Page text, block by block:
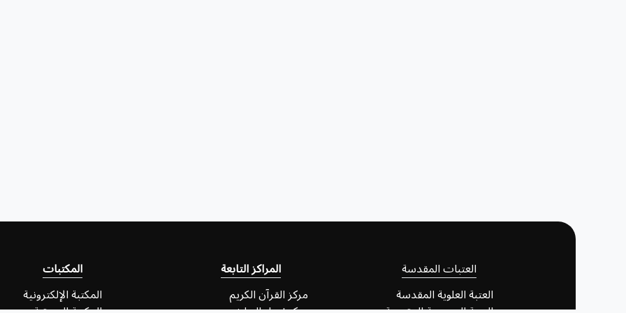
العتبات المقدسة
العتبة العلوية المقدسة
المراكز التابعة
مركز القرآن الكريم
المكتبات
المكتبة الإلكترونية